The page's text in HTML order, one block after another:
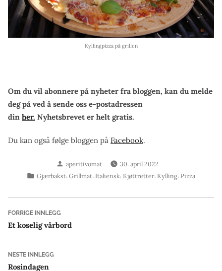
Kyllingpizza på grillen
Om du vil abonnere på nyheter fra bloggen, kan du melde
deg på ved å sende oss e-postadressen
din her. Nyhetsbrevet er helt gratis.
Du kan også følge bloggen på Facebook.
Skrevet
av
aperitivomat
30. april 2022
Publisert
Gjærbakst, Grillmat, Italiensk, Kjøttretter, Kylling, Pizza
Innleggsnavigasjon
FORRIGE INNLEGGForrige
innlegg:
Et koselig vårbord
NESTE INNLEGGNeste
Rosindagen